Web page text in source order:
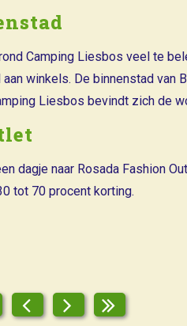
Camping Liesbos veel te
winkels. De binnenstad
Liesbos bevindt zich de
dagje naar Rosada Fashion
tot 70 procent korting.